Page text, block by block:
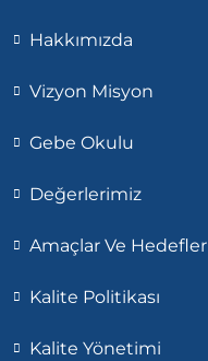
Hakkımızda
Vizyon Misyon
Gebe Okulu
Değerlerimiz
Amaçlar Ve Hedefler
Kalite Politikası
Kalite Yönetimi